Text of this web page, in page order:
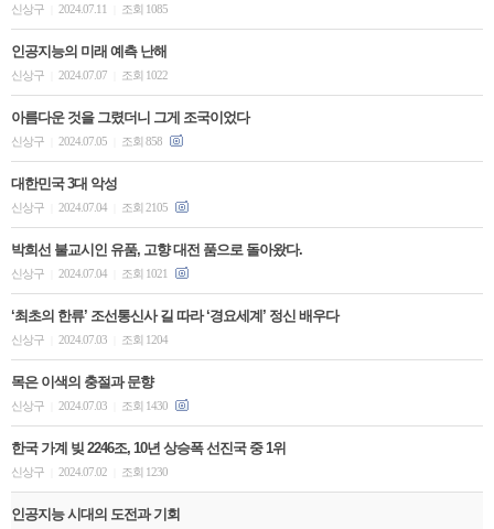
신상구 2024.07.11 조회 1085
인공지능의 미래 예측 난해
신상구 2024.07.07 조회 1022
아름다운 것을 그렸더니 그게 조국이었다
신상구 2024.07.05 조회 858
대한민국 3대 악성
신상구 2024.07.04 조회 2105
박희선 불교시인 유품, 고향 대전 품으로 돌아왔다.
신상구 2024.07.04 조회 1021
‘최초의 한류’ 조선통신사 길 따라 ‘경요세계’ 정신 배우다
신상구 2024.07.03 조회 1204
목은 이색의 충절과 문향
신상구 2024.07.03 조회 1430
한국 가계 빚 2246조, 10년 상승폭 선진국 중 1위
신상구 2024.07.02 조회 1230
인공지능 시대의 도전과 기회